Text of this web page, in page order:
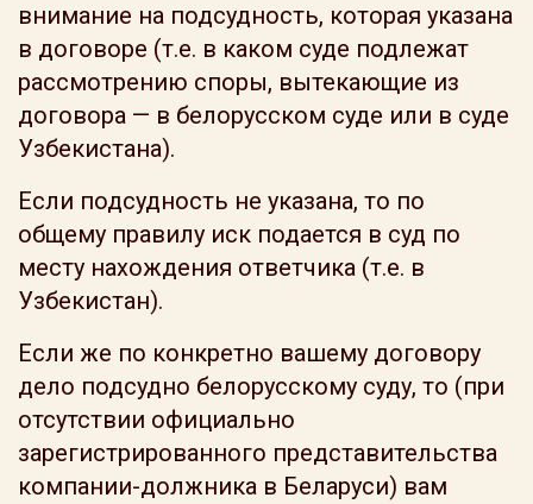
внимание на подсудность, которая указана
в договоре (т.е. в каком суде подлежат
рассмотрению споры, вытекающие из
договора — в белорусском суде или в суде
Узбекистана).
Если подсудность не указана, то по
общему правилу иск подается в суд по
месту нахождения ответчика (т.е. в
Узбекистан).
Если же по конкретно вашему договору
дело подсудно белорусскому суду, то (при
отсутствии официально
зарегистрированного представительства
компании-должника в Беларуси) вам